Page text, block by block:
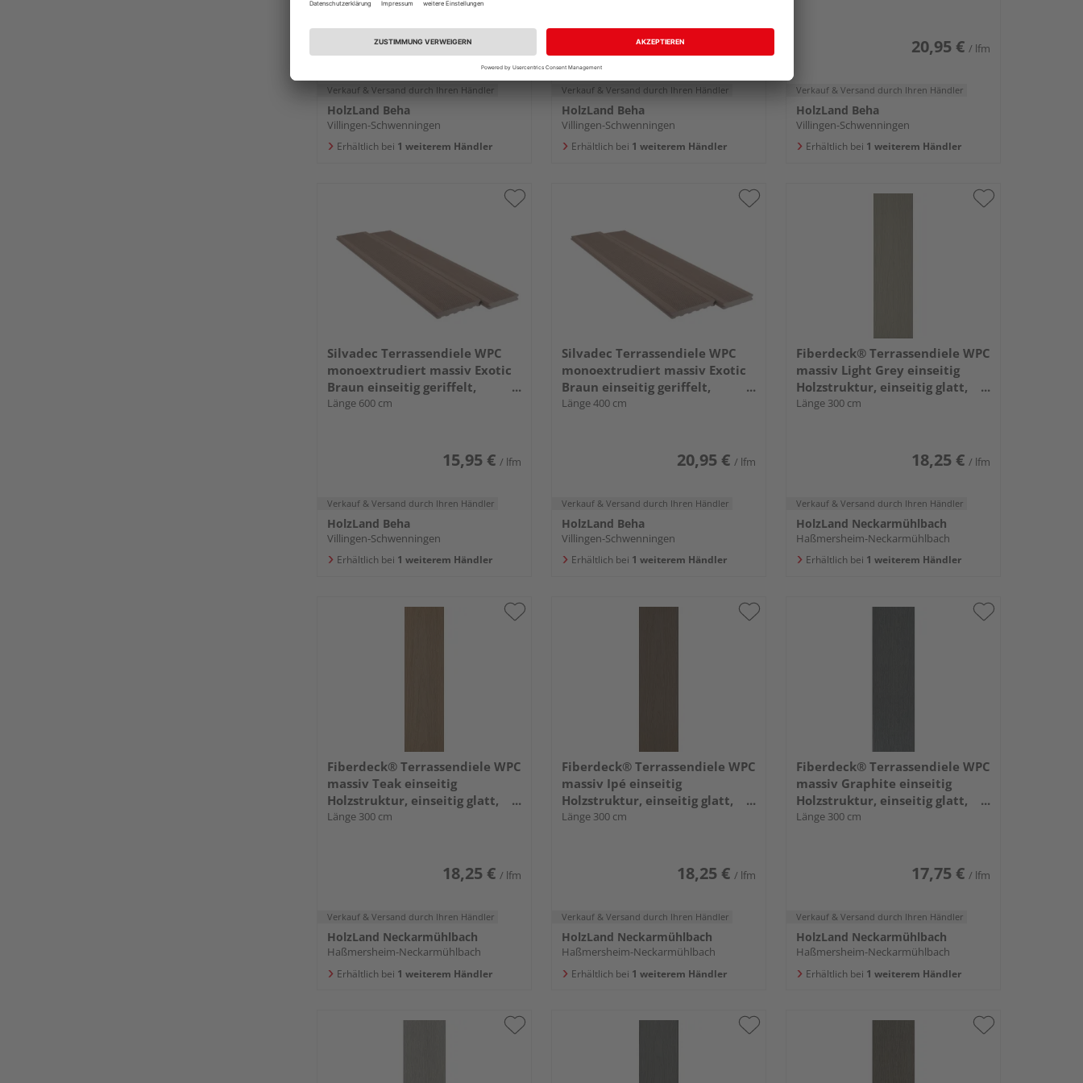
138 mm
15,95 €
Verkauf & Versand durch Ihren Händler
HolzLand Beha
Villingen-Schwenningen
Erhältlich bei 1 weiterem Händler
20,95 €
Verkauf & Versand durch Ihren Händler
HolzLand Beha
Villingen-Schwenningen
Erhältlich bei 1 weiterem Händler
20,95 € / lfm
Verkauf & Versand durch Ihren Händler
HolzLand Beha
Villingen-Schwenningen
Erhältlich bei 1 weiterem Händler
Silvadec Terrassendiele WPC
monoextrudiert massiv Exotic
Braun einseitig geriffelt,
längsseitige Nut, Elegance - 23 x
Länge 600 cm
15,95 € / lfm
Verkauf & Versand durch Ihren Händler
HolzLand Beha
Villingen-Schwenningen
Erhältlich bei 1 weiterem Händler
Silvadec Terrassendiele WPC
monoextrudiert massiv Exotic
Braun einseitig geriffelt,
längsseitige Nut, Elegance - 23 x
Länge 400 cm
20,95 € / lfm
Verkauf & Versand durch Ihren Händler
HolzLand Beha
Villingen-Schwenningen
Erhältlich bei 1 weiterem Händler
Fiberdeck® Terrassendiele WPC
massiv Light Grey einseitig
Holzstruktur, einseitig glatt,
Premium - 22,5 x 138 mm
Länge 300 cm
18,25 € / lfm
Verkauf & Versand durch Ihren Händler
HolzLand Neckarmühlbach
Haßmersheim-Neckarmühlbach
Erhältlich bei 1 weiterem Händler
Fiberdeck® Terrassendiele WPC
massiv Teak einseitig
Holzstruktur, einseitig glatt,
Premium - 22,5 x 138 mm
Länge 300 cm
18,25 € / lfm
Verkauf & Versand durch Ihren Händler
HolzLand Neckarmühlbach
Haßmersheim-Neckarmühlbach
Erhältlich bei 1 weiterem Händler
Fiberdeck® Terrassendiele WPC
massiv Ipé einseitig
Holzstruktur, einseitig glatt,
Premium - 22,5 x 138 mm
Länge 300 cm
18,25 € / lfm
Verkauf & Versand durch Ihren Händler
HolzLand Neckarmühlbach
Haßmersheim-Neckarmühlbach
Erhältlich bei 1 weiterem Händler
Fiberdeck® Terrassendiele WPC
massiv Graphite einseitig
Holzstruktur, einseitig glatt,
Vintage - 22,5 x 138 mm
Länge 300 cm
17,75 € / lfm
Verkauf & Versand durch Ihren Händler
HolzLand Neckarmühlbach
Haßmersheim-Neckarmühlbach
Erhältlich bei 1 weiterem Händler